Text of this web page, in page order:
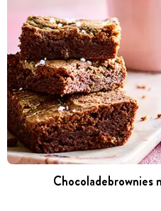
Chocoladebrownies